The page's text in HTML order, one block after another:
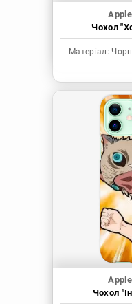
Чохол
Матеріал:
Чохол